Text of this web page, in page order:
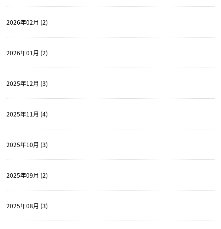
2026年02月 (2)
2026年01月 (2)
2025年12月 (3)
2025年11月 (4)
2025年10月 (3)
2025年09月 (2)
2025年08月 (3)